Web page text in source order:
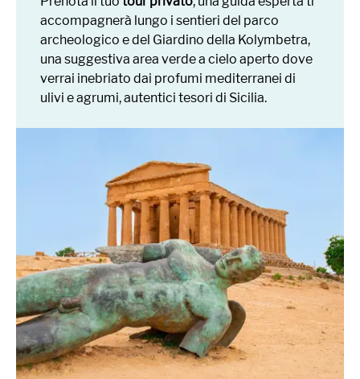
accompagnerà lungo i sentieri del parco
archeologico e del Giardino della Kolymbetra,
una suggestiva area verde a cielo aperto dove
verrai inebriato dai profumi mediterranei di
ulivi e agrumi, autentici tesori di Sicilia.